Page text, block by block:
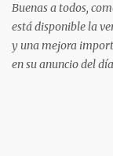
interesante utilidad
navegador. Saludos!
Buenas a todos,
está disponible la
y una mejora
en su anuncio del
<scriptname>"'